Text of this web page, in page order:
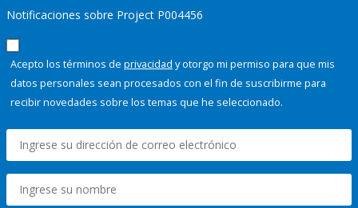
Notificaciones sobre Project P004456
Acepto los términos de privacidad y otorgo mi permiso para que mis
datos personales sean procesados con el fin de suscribirme para
recibir novedades sobre los temas que he seleccionado.